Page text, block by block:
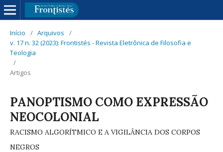
Início / Arquivos
/
v. 17 n. 32 (2023): Frontistés - Revista Eletrônica de Filosofia e
Teologia
/
Artigos
PANOPTISMO COMO EXPRESSÃO
NEOCOLONIAL
RACISMO ALGORÍTMICO E A VIGILÂNCIA DOS CORPOS
NEGROS